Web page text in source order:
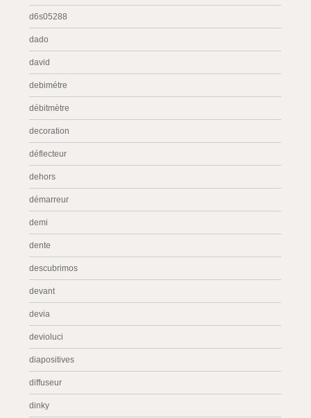
d6s05288
dado
david
debimétre
débitmètre
decoration
déflecteur
dehors
démarreur
demi
dente
descubrimos
devant
devia
devioluci
diapositives
diffuseur
dinky